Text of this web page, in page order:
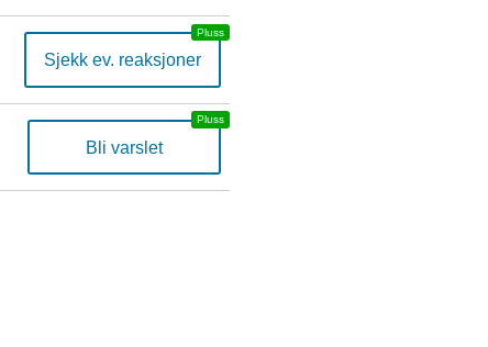
Sjekk ev. reaksjoner
Bli varslet